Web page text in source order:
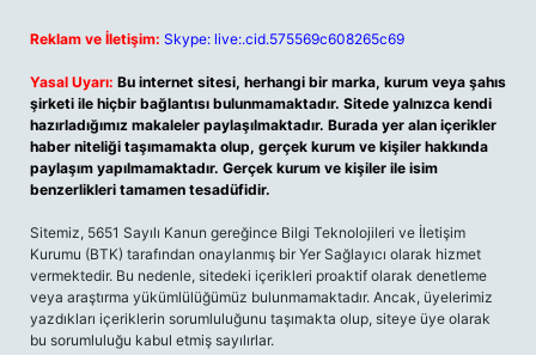
Reklam ve İletişim: Skype: live:.cid.575569c608265c69
Yasal Uyarı: Bu internet sitesi, herhangi bir marka, kurum veya şahıs
şirketi ile hiçbir bağlantısı bulunmamaktadır. Sitede yalnızca kendi
hazırladığımız makaleler paylaşılmaktadır. Burada yer alan içerikler
haber niteliği taşımamakta olup, gerçek kurum ve kişiler hakkında
paylaşım yapılmamaktadır. Gerçek kurum ve kişiler ile isim
benzerlikleri tamamen tesadüfidir.
Sitemiz, 5651 Sayılı Kanun gereğince Bilgi Teknolojileri ve İletişim
Kurumu (BTK) tarafından onaylanmış bir Yer Sağlayıcı olarak hizmet
vermektedir. Bu nedenle, sitedeki içerikleri proaktif olarak denetleme
veya araştırma yükümlülüğümüz bulunmamaktadır. Ancak, üyelerimiz
yazdıkları içeriklerin sorumluluğunu taşımakta olup, siteye üye olarak
bu sorumluluğu kabul etmiş sayılırlar.